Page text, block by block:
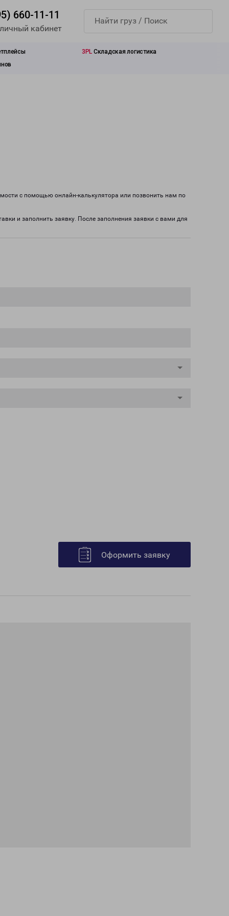
660-11-11
кабинет
3PL Складская логистика
с помощью онлайн-калькулятора или позвонить нам по
и заполнить заявку. После заполнения заявки с вами для
Оформить заявку